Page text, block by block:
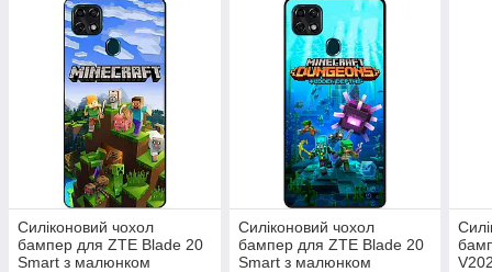
Силіконовий чохол
бампер для ZTE Blade 20
Smart з малюнком
Силіконовий чохол
бампер для ZTE Blade 20
Smart з малюнком